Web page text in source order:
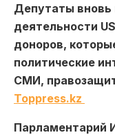
Депутаты вновь
деятельности
доноров,
политические
СМИ,
Toppress.kz
Парламентарий